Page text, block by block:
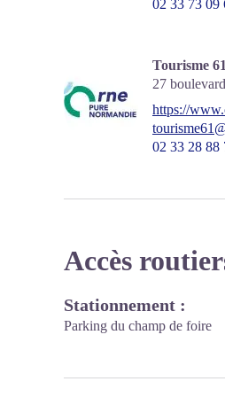
02 33 73 09
Tourisme 61
27
https://
02 33 28 88
Accès
Stationnement :
Parking du champ de foire